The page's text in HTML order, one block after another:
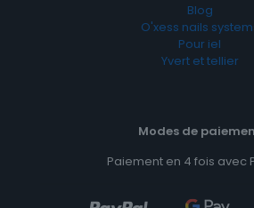
Blog
O'xess nails
Pour iel
Yvert et tellier
Modes de
Paiement en 4 fois avec